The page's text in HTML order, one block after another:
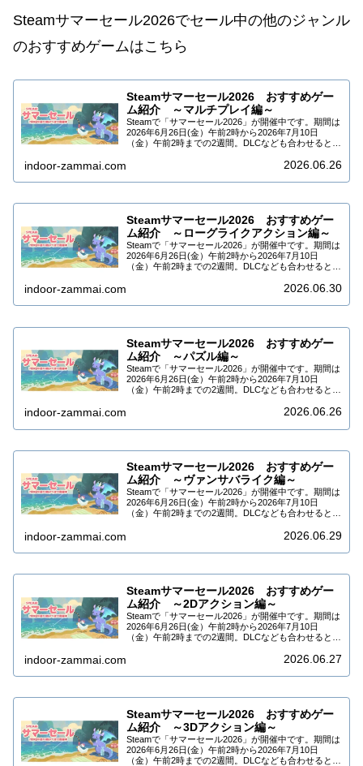
Steamサマーセール2026でセール中の他のジャンル
のおすすめゲームはこちら
Steamサマーセール2026 おすすめゲー
ム紹介 ～マルチプレイ編～
Steamで「サマーセール2026」が開催中です。期間は
2026年6月26日(金）午前2時から2026年7月10日
（金）午前2時までの2週間。DLCなども合わせると
indoor-zammai.com 2026.06.26
Steamサマーセール2026 おすすめゲー
ム紹介 ～ローグライクアクション編～
Steamで「サマーセール2026」が開催中です。期間は
2026年6月26日(金）午前2時から2026年7月10日
（金）午前2時までの2週間。DLCなども合わせると
indoor-zammai.com 2026.06.30
Steamサマーセール2026 おすすめゲー
ム紹介 ～パズル編～
Steamで「サマーセール2026」が開催中です。期間は
2026年6月26日(金）午前2時から2026年7月10日
（金）午前2時までの2週間。DLCなども合わせると
indoor-zammai.com 2026.06.26
Steamサマーセール2026 おすすめゲー
ム紹介 ～ヴァンサバライク編～
Steamで「サマーセール2026」が開催中です。期間は
2026年6月26日(金）午前2時から2026年7月10日
（金）午前2時までの2週間。DLCなども合わせると
indoor-zammai.com 2026.06.29
Steamサマーセール2026 おすすめゲー
ム紹介 ～2Dアクション編～
Steamで「サマーセール2026」が開催中です。期間は
2026年6月26日(金）午前2時から2026年7月10日
（金）午前2時までの2週間。DLCなども合わせると
indoor-zammai.com 2026.06.27
Steamサマーセール2026 おすすめゲー
ム紹介 ～3Dアクション編～
Steamで「サマーセール2026」が開催中です。期間は
2026年6月26日(金）午前2時から2026年7月10日
（金）午前2時までの2週間。DLCなども合わせると